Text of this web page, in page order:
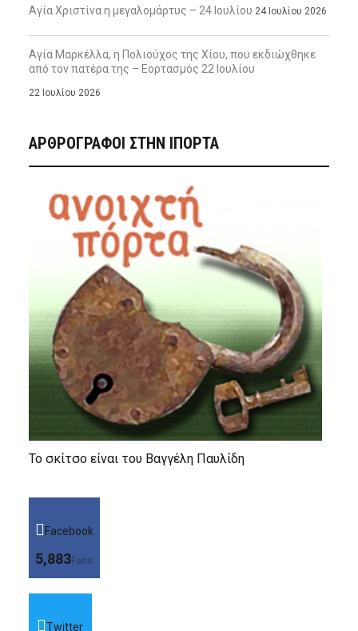
Αγία Χριστίνα η μεγαλομάρτυς – 24 Ιουλίου 24 Ιουλίου 2026
Αγία Μαρκέλλα, η Πολιούχος της Χίου, που εκδιώχθηκε
από τον πατέρα της – Εορτασμός 22 Ιουλίου
22 Ιουλίου 2026
ΑΡΘΡΟΓΡΑΦΟΙ ΣΤΗΝ IΠΟΡΤΑ
Το σκίτσο είναι του Βαγγέλη Παυλίδη
Facebook
5,883Fans
Twitter